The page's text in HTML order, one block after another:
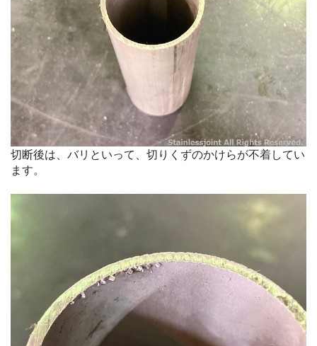
切断後は、バリといって、切りくずのかけらが不着してい
ます。